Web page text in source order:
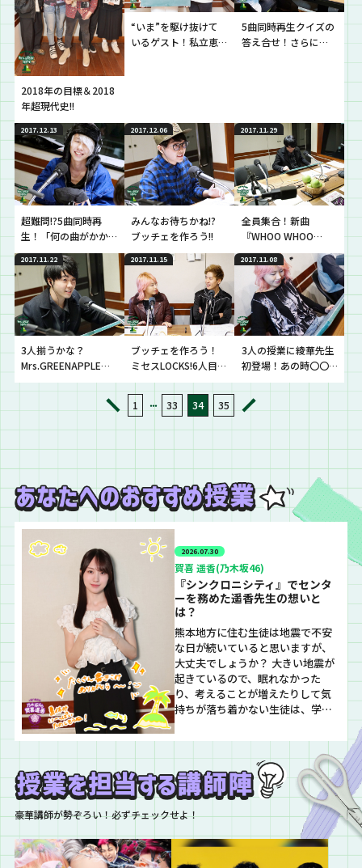
2018年の目標＆2018
年超現代史!!
“いま”を駆け抜けて
いるゲスト！私立恵
5曲同時再生クイズの
答え合せ！さらに
2017.12.13
超難問!?5曲同時再
生！「何の曲がかか
っているんでしょう
か？クイズ〜!!」
2017.12.06
みんなお待ちかね!?
ブッチェを作ろう!!
2017.11.29
全員集合！新曲
『WHOO WHOO
WHOO』初オンエ
ア！
2017.11.22
3人揃うかな？
Mrs.GREENAPPLEの
ドライブで合わせま
2017.11.15
ブッチェを作ろう！
ミセスLOCKS!6人目の
講師？ブッチェのプ
ロフィールとは!?
2017.11.08
3人の授業に綾華先生
初登場！あの時〇〇
していたら・・・！
1
・・・ 33 34 35
2026.07.30
賀喜 遥香(乃木坂46)
『シンクロニシティ』でセンタ
ーを務めた遥香先生の想いと
は？
熊本地方に住む生徒は地震で不安
な日が続いていると思いますが、
大丈夫でしょうか？ 大きい地震が
起きているので、眠れなかった
り、考えることが増えたりして気
持ちが落ち着かない生徒は、学校
ージを書いてくださいね。 少しで
も早く、いつも通りの生活が戻る
ことを祈っています。 いよいよ7月
も終わりですね！真夏の全国ツア
ーも残すところ6公演！ 来週は福
岡で遥香先生の誕…
豪華講師が勢ぞろい！必ずチェックせよ！